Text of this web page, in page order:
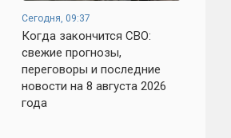
Сегодня, 09:37
Когда закончится СВО:
свежие прогнозы,
переговоры и последние
новости на 8 августа 2026
года